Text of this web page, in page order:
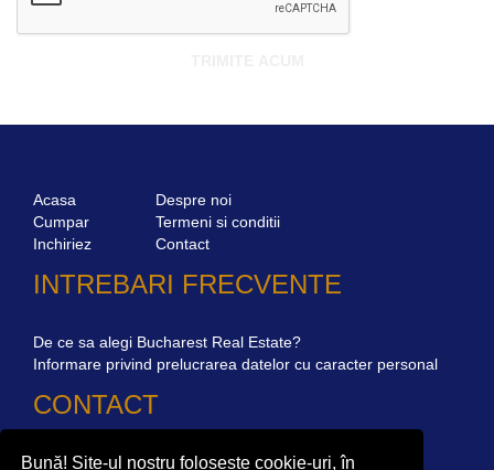
Bună! Site-ul nostru folosește cookie-uri, în
Acasa
Cumpar
Inchiriez
Despre noi
Termeni si conditii
Contact
INTREBARI FRECVENTE
De ce sa alegi Bucharest Real Estate?
Informare privind prelucrarea datelor cu caracter personal
CONTACT
Str. Mircea Eliade 16, Voluntari077190